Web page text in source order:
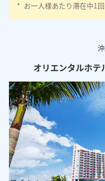
* お一人様あたり滞在中1回
オリエンタルホテ